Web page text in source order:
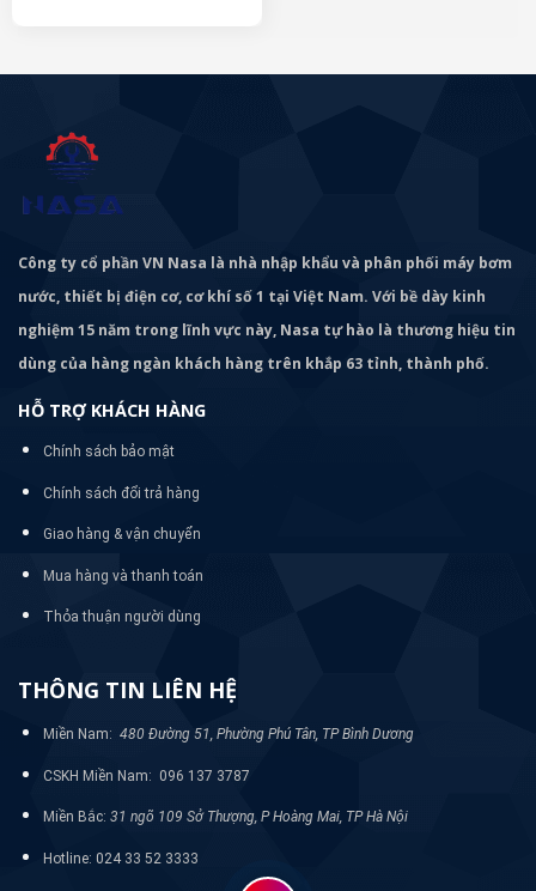
Công ty cổ phần VN Nasa là nhà nhập khẩu và phân phối máy bơm
nước, thiết bị điện cơ, cơ khí số 1 tại Việt Nam. Với bề dày kinh
nghiệm 15 năm trong lĩnh vực này, Nasa tự hào là thương hiệu tin
dùng của hàng ngàn khách hàng trên khắp 63 tỉnh, thành phố.
HỖ TRỢ KHÁCH HÀNG
Chính sách bảo mật
Chính sách đổi trả hàng
Giao hàng & vận chuyển
Mua hàng và thanh toán
Thỏa thuận người dùng
THÔNG TIN LIÊN HỆ
Miền Nam: 480 Đường 51, Phường Phú Tân, TP Bình Dương
CSKH Miền Nam: 096 137 3787
Miền Bắc: 31 ngõ 109 Sở Thượng, P Hoàng Mai, TP Hà Nội
Hotline: 024 33 52 3333